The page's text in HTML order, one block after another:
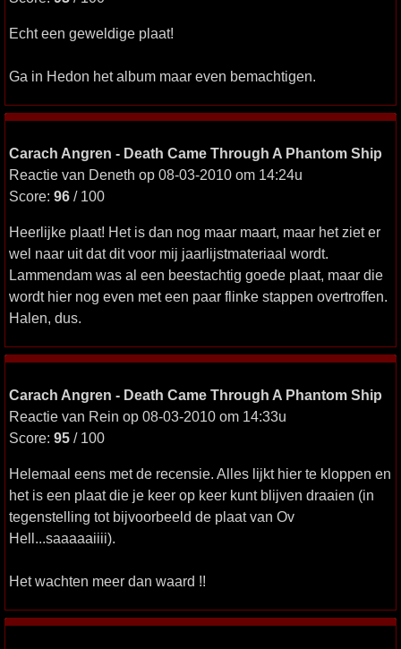
Echt een geweldige plaat!
Ga in Hedon het album maar even bemachtigen.
Carach Angren - Death Came Through A Phantom Ship
Reactie van Deneth op 08-03-2010 om 14:24u
Score: 96 / 100
Heerlijke plaat! Het is dan nog maar maart, maar het ziet er
wel naar uit dat dit voor mij jaarlijstmateriaal wordt.
Lammendam was al een beestachtig goede plaat, maar die
wordt hier nog even met een paar flinke stappen overtroffen.
Halen, dus.
Carach Angren - Death Came Through A Phantom Ship
Reactie van Rein op 08-03-2010 om 14:33u
Score: 95 / 100
Helemaal eens met de recensie. Alles lijkt hier te kloppen en
het is een plaat die je keer op keer kunt blijven draaien (in
tegenstelling tot bijvoorbeeld de plaat van Ov
Hell...saaaaaiiii).
Het wachten meer dan waard !!